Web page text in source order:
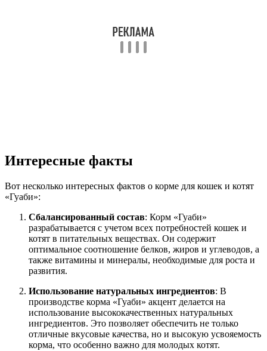
Интересные факты
Вот несколько интересных фактов о корме для кошек и котят
«Гуаби»:
Сбалансированный состав: Корм «Гуаби»
разрабатывается с учетом всех потребностей кошек и
котят в питательных веществах. Он содержит
оптимальное соотношение белков, жиров и углеводов, а
также витамины и минералы, необходимые для роста и
развития.
Использование натуральных ингредиентов: В
производстве корма «Гуаби» акцент делается на
использование высококачественных натуральных
ингредиентов. Это позволяет обеспечить не только
отличные вкусовые качества, но и высокую усвояемость
корма, что особенно важно для молодых котят.